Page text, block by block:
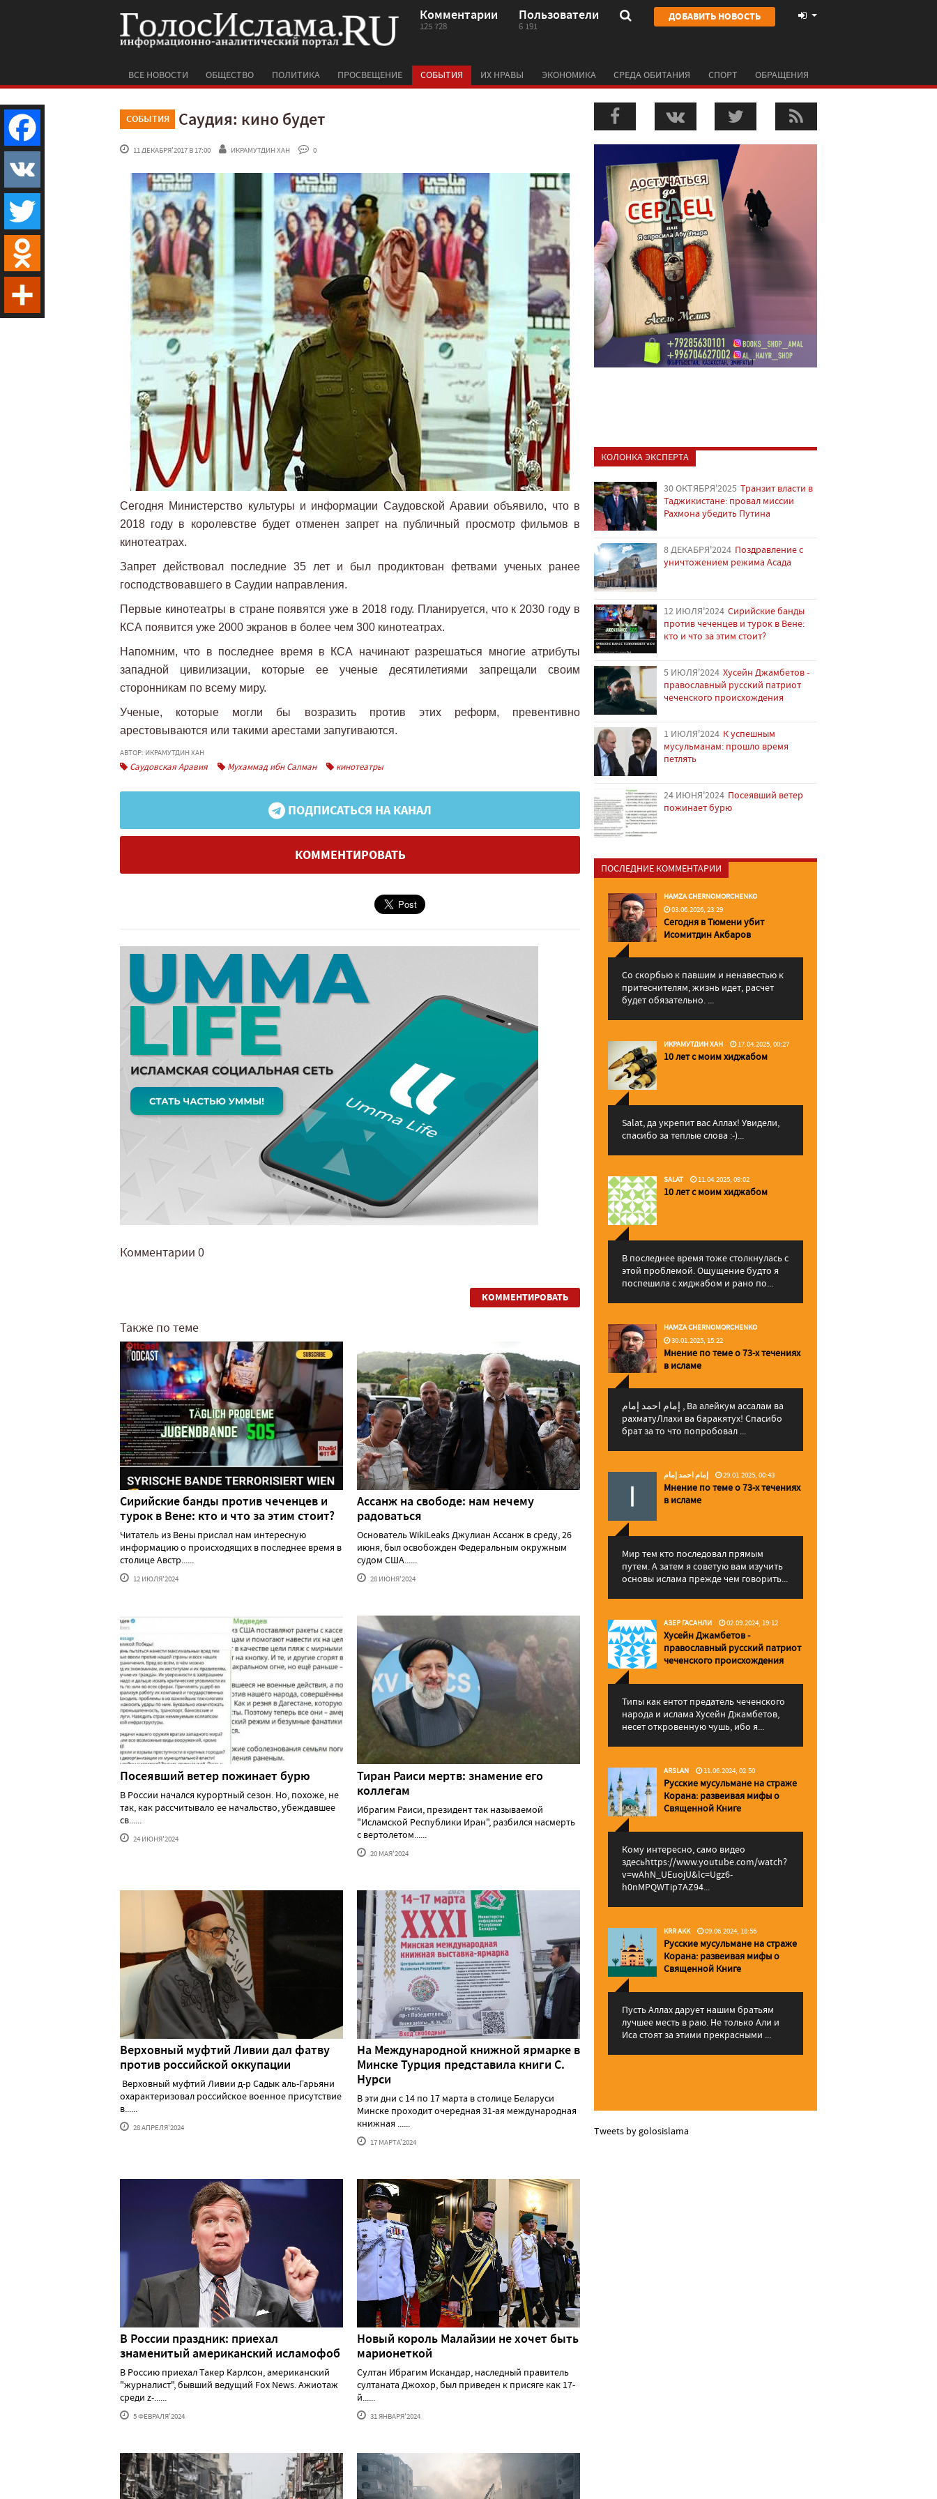
Комментарии
125 728
Пользователи
6 191
ДОБАВИТЬ НОВОСТЬ
ВСЕ НОВОСТИ ОБЩЕСТВО ПОЛИТИКА ПРОСВЕЩЕНИЕ СОБЫТИЯ ИХ НРАВЫ ЭКОНОМИКА СРЕДА ОБИТАНИЯ СПОРТ ОБРАЩЕНИЯ
СОБЫТИЯ Саудия: кино будет
11 ДЕКАБРЯ'2017 В 17:00 ИКРАМУТДИН ХАН 0
Сегодня Министерство культуры и информации Саудовской Аравии объявило, что в
2018 году в королевстве будет отменен запрет на публичный просмотр фильмов в
кинотеатрах.
Запрет действовал последние 35 лет и был продиктован фетвами ученых ранее
господствовавшего в Саудии направления.
Первые кинотеатры в стране появятся уже в 2018 году. Планируется, что к 2030 году в
КСА появится уже 2000 экранов в более чем 300 кинотеатрах.
Напомним, что в последнее время в КСА начинают разрешаться многие атрибуты
западной цивилизации, которые ее ученые десятилетиями запрещали своим
сторонникам по всему миру.
Ученые, которые могли бы возразить против этих реформ, превентивно
арестовываются или такими арестами запугиваются.
АВТОР: ИКРАМУТДИН ХАН
Саудовская Аравия Мухаммад ибн Салман кинотеатры
ПОДПИСАТЬСЯ НА КАНАЛ
КОММЕНТИРОВАТЬ
Комментарии 0
КОММЕНТИРОВАТЬ
Также по теме
Сирийские банды против чеченцев и
турок в Вене: кто и что за этим стоит?
Читатель из Вены прислал нам интересную
информацию о происходящих в последнее время в
столице Австр......
12 ИЮЛЯ'2024
Ассанж на свободе: нам нечему
радоваться
Основатель WikiLeaks Джулиан Ассанж в среду, 26
июня, был освобожден Федеральным окружным
судом США......
28 ИЮНЯ'2024
Посеявший ветер пожинает бурю
В России начался курортный сезон. Но, похоже, не
так, как рассчитывало ее начальство, убеждавшее
св......
24 ИЮНЯ'2024
Тиран Раиси мертв: знамение его
коллегам
Ибрагим Раиси, президент так называемой
"Исламской Республики Иран", разбился насмерть
с вертолетом......
20 МАЯ'2024
Верховный муфтий Ливии дал фатву
против российской оккупации
Верховный муфтий Ливии д-р Садык аль-Гарьяни
охарактеризовал российское военное присутствие
в......
28 АПРЕЛЯ'2024
На Международной книжной ярмарке в
Минске Турция представила книги С.
Нурси
В эти дни с 14 по 17 марта в столице Беларуси
Минске проходит очередная 31-ая международная
книжная ......
17 МАРТА'2024
В России праздник: приехал
знаменитый американский исламофоб
В Россию приехал Такер Карлсон, американский
"журналист", бывший ведущий Fox News. Ажиотаж
среди z-......
5 ФЕВРАЛЯ'2024
Новый король Малайзии не хочет быть
марионеткой
Султан Ибрагим Искандар, наследный правитель
султаната Джохор, был приведен к присяге как 17-
й......
31 ЯНВАРЯ'2024
КОЛОНКА ЭКСПЕРТА
30 ОКТЯБРЯ'2025 Транзит власти в
Таджикистане: провал миссии
Рахмона убедить Путина
8 ДЕКАБРЯ'2024 Поздравление с
уничтожением режима Асада
12 ИЮЛЯ'2024 Сирийские банды
против чеченцев и турок в Вене:
кто и что за этим стоит?
5 ИЮЛЯ'2024 Хусейн Джамбетов -
православный русский патриот
чеченского происхождения
1 ИЮЛЯ'2024 К успешным
мусульманам: прошло время
петлять
24 ИЮНЯ'2024 Посеявший ветер
пожинает бурю
ПОСЛЕДНИЕ КОММЕНТАРИИ
HAMZA CHERNOMORCHENKO
03.06.2026, 23:29
Сегодня в Тюмени убит
Исомитдин Акбаров
Со скорбью к павшим и ненавестью к
притеснителям, жизнь идет, расчет
будет обязательно. ...
ИКРАМУТДИН ХАН 17.04.2025, 00:27
10 лет с моим хиджабом
Salat, да укрепит вас Аллаx! Увидели,
спасибо за теплые слова :-)...
SALAT 11.04.2025, 09:02
10 лет с моим хиджабом
В последнее время тоже столкнулась с
этой проблемой. Ощущение будто я
поспешила с хиджабом и рано по...
HAMZA CHERNOMORCHENKO
30.01.2025, 15:22
Мнение по теме о 73-х течениях
в исламе
إمام احمد إمام , Ва алейкум ассалам ва
рахматуЛлахи ва баракятух! Спасибо
брат за то что попробовал ...
إمام احمد إمام 29.01.2025, 00:43
Мнение по теме о 73-х течениях
в исламе
Мир тем кто последовал прямым
путем. А затем я советую вам изучить
основы ислама прежде чем говорить...
АЗЕР ГАСАНЛИ 02.09.2024, 19:12
Хусейн Джамбетов -
православный русский патриот
чеченского происхождения
Типы как ентот предатель чеченского
народа и ислама Хусейн Джамбетов,
несет откровенную чушь, ибо я...
ARSLAN 11.06.2024, 02:50
Русские мусульмане на страже
Корана: pазвеивая мифы о
Священной Книге
Кому интересно, само видео
здесьhttps://www.youtube.com/watch?
v=wAhN_UEuojU&lc=Ugz6-
h0nMPQWTip7AZ94...
KRR AKK 09.06.2024, 18:56
Русские мусульмане на страже
Корана: pазвеивая мифы о
Священной Книге
Пусть Аллах дарует нашим братьям
лучшее месть в раю. Не только Али и
Иса стоят за этими прекрасными ...
Tweets by golosislama
Facebook
VK
Twitter
Odnoklassniki